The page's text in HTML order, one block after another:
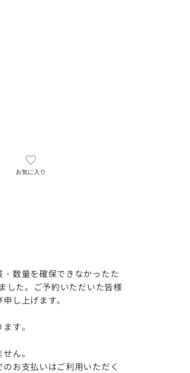
お気に入り
数量を確保できなかったた
した。ご予約いただいた皆様
し上げます。
す。
ん。
お支払いはご利用いただく